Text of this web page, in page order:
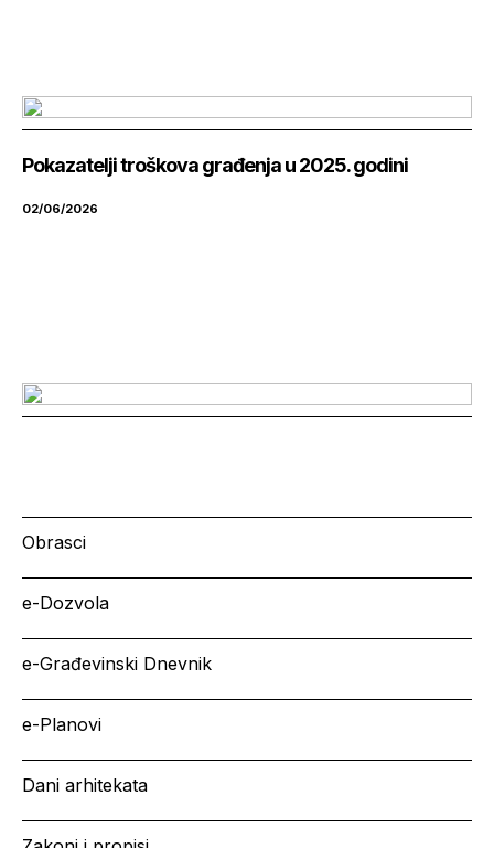
Pokazatelji troškova građenja u 2025. godini
02/06/2026
Obrasci
e-Dozvola
e-Građevinski Dnevnik
e-Planovi
Dani arhitekata